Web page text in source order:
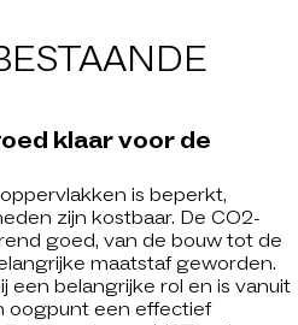
klaar voor de
is beperkt,
zijn kostbaar. De CO2-
goed, van de bouw tot de
maatstaf geworden.
een belangrijke rol en is vanuit
oogpunt een effectief